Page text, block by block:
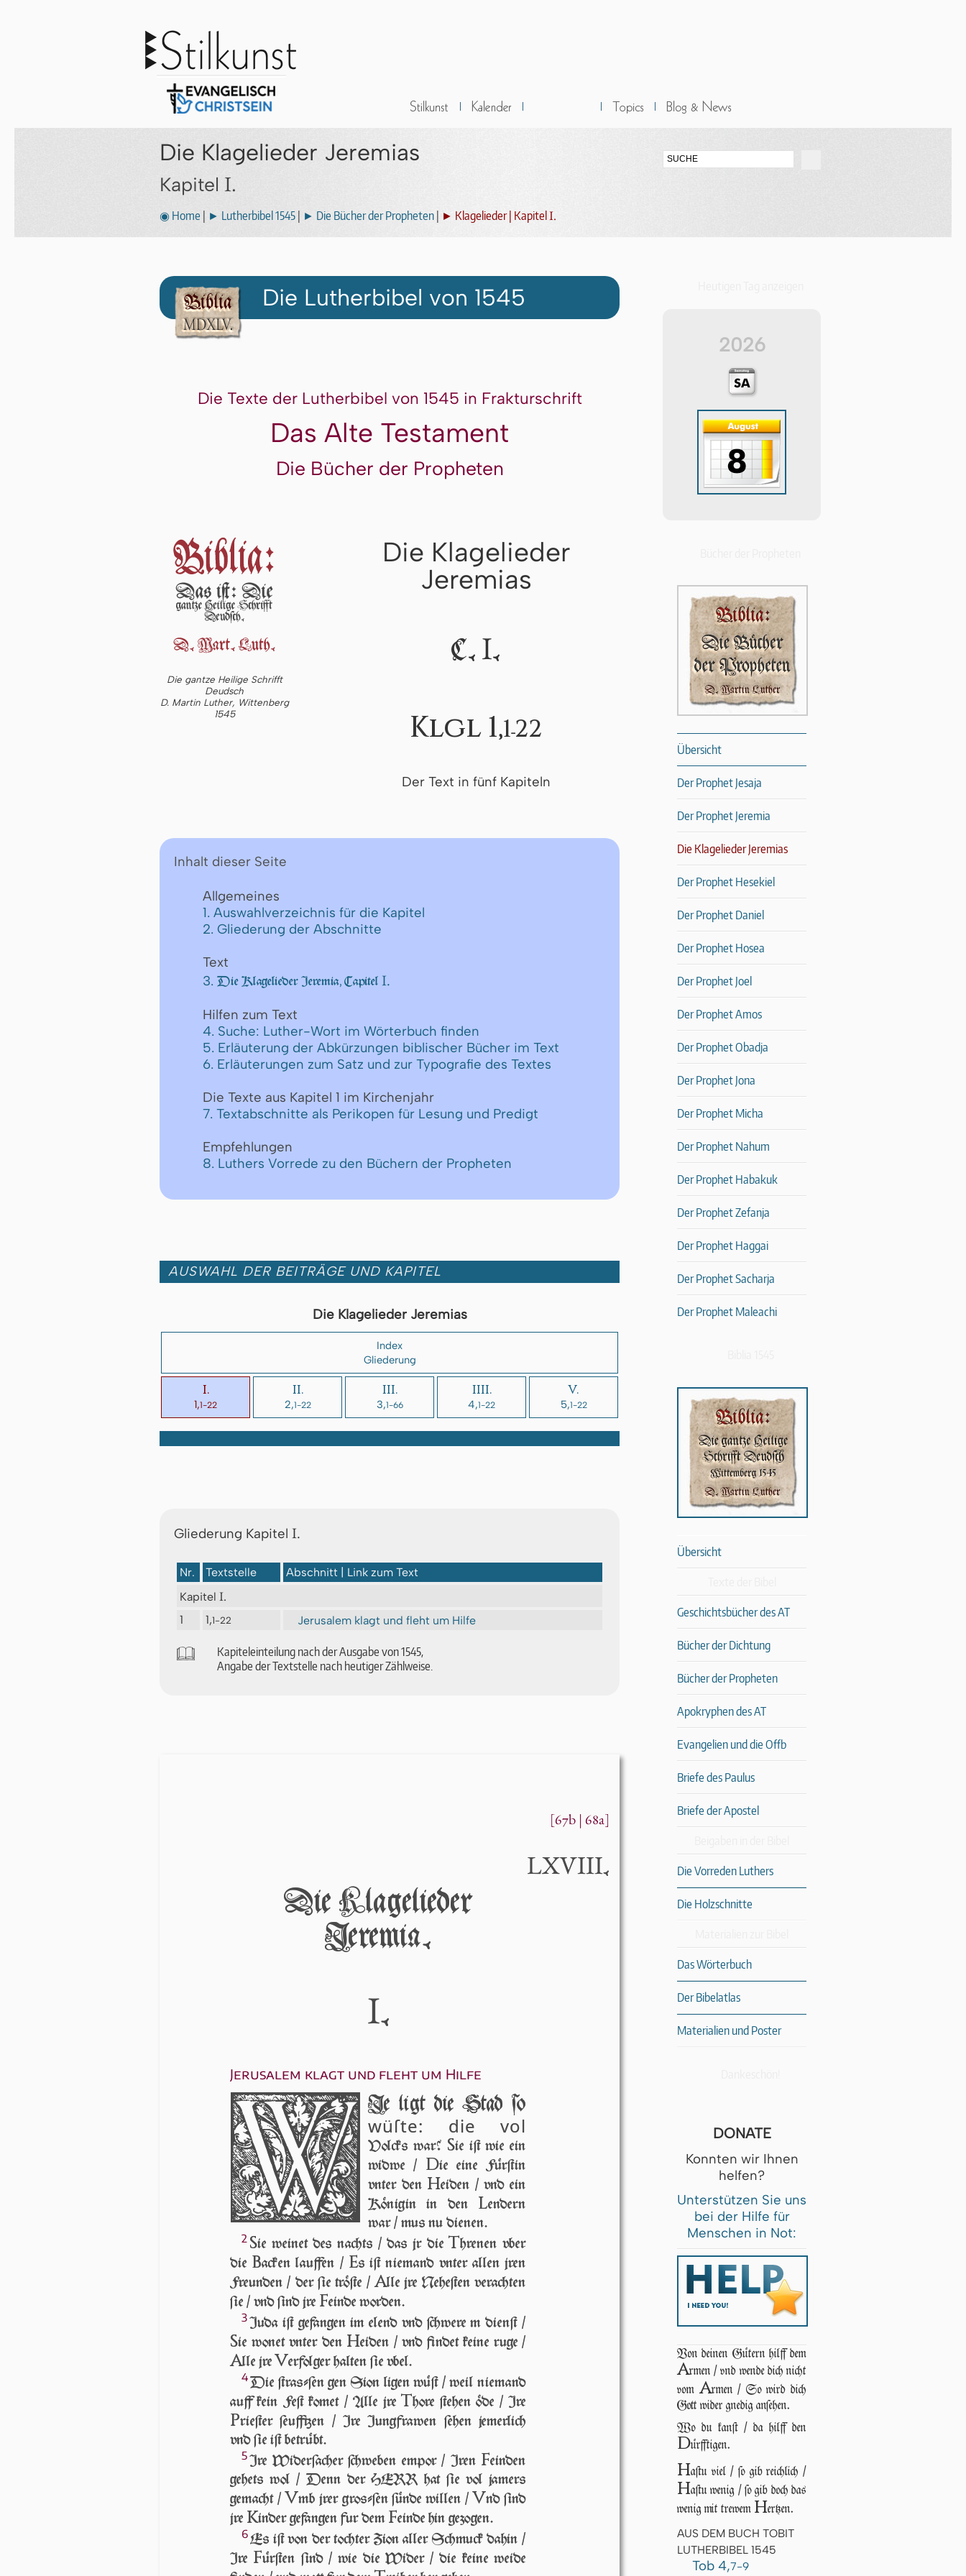
Die Klagelieder Jeremias
Kapitel I.
◉ Home ► Lutherbibel 1545 ► Die Bücher der Propheten ► Klagelieder | Kapitel I.
Die Lutherbibel von 1545
Die Texte der Lutherbibel von 1545 in Frakturschrift
Das Alte Testament
Die Bücher der Propheten
Die gantze Heilige Schrifft
Deudsch
D. Martin Luther, Wittenberg
1545
Die Klagelieder
Jeremias
C. I.
Klgl 1,1-22
Der Text in fünf Kapiteln
Inhalt dieser Seite
Allgemeines
1. Auswahlverzeichnis für die Kapitel
2. Gliederung der Abschnitte
Text
3. Die Klagelieder Jeremia, Capitel I.
Hilfen zum Text
4. Suche: Luther-Wort im Wörterbuch finden
5. Erläuterung der Abkürzungen biblischer Bücher im Text
6. Erläuterungen zum Satz und zur Typografie des Textes
Die Texte aus Kapitel 1 im Kirchenjahr
7. Textabschnitte als Perikopen für Lesung und Predigt
Empfehlungen
8. Luthers Vorrede zu den Büchern der Propheten
AUSWAHL DER BEITRÄGE UND KAPITEL
Die Klagelieder Jeremias
Index
Gliederung
I.
1,1-22
II.
2,1-22
III.
3,1-66
IIII.
4,1-22
V.
5,1-22
Gliederung Kapitel I.
Nr. Textstelle
Abschnitt | Link zum Text
Kapitel I.
1 1,1-22 Jerusalem klagt und fleht um Hilfe
🕮
Ka­pi­tel­ein­tei­lung nach der Aus­ga­be von 1545,
An­ga­be der Text­stel­le nach heu­ti­ger Zähl­wei­se.
[67b | 68a]
LXVIII.
Die Klagelieder
Jeremiá.
I.
Jerusalem klagt und fleht um Hilfe
WIe ligt die Stad ẛo
wü­ſte: die vol
Volcks war? Sie iſt wie ein
widwe / Die eine Fürſtin
vn­ter den Hei­den / vnd ein
Königin in den Lendern
war / mus nu dienen.
2 Sie weinet des nachts / das jr die Threnen vber
die Backen lauf­fen / Es iſt niemand vn­ter allen jren
Freunden / der ſie tröſte /Alle jre Ne­he­ſten verachten
ſie / vnd ſind jre Feinde wor­den.
3Juda iſt gefangen im elend vnd ſchwe­re m dienſt /
Sie wonet vn­ter den Hei­den / vnd findet keine ruge /
Alle jre Verfolger hal­ten ſie vbel.
4Die ſtraſ­ſen gen Sion ligen wüſt / weil niemand
auff kein Feſt komet / Alle jre Thore ſte­hen öde / Ire
Prieſter ſeufftzen / Ire Jung­fraw­en ſe­hen jemerlich
vnd ſie iſt betrübt.
5Ire Wi­der­ſa­cher ſchweben empor / Iren Feinden
ge­hets wol / Denn der HERR hat ſie vol jamers
gemacht / Vmb jrer groſ­ſen ſünde willen / Vnd ſind
jre Kinder gefangen fur dem Feinde hin gezogen.
6Es iſt von der toch­ter Zion aller Schmuck dahin /
Ire Für­ſten ſind / wie die Wider / die keine weide
2026
Übersicht
Der Prophet Jesaja
Der Prophet Jeremia
Die Klagelieder Jeremias
Der Prophet Hesekiel
Der Prophet Daniel
Der Prophet Hosea
Der Prophet Joel
Der Prophet Amos
Der Prophet Obadja
Der Prophet Jona
Der Prophet Micha
Der Prophet Nahum
Der Prophet Habakuk
Der Prophet Zefanja
Der Prophet Haggai
Der Prophet Sacharja
Der Prophet Maleachi
Übersicht
Geschichtsbücher des AT
Bücher der Dichtung
Bücher der Propheten
Apokryphen des AT
Evangelien und die Offb
Briefe des Paulus
Briefe der Apostel
Die Vorreden Luthers
Die Holzschnitte
Das Wörterbuch
Der Bibelatlas
Materialien und Poster
DONATE
Konnten wir Ihnen
helfen?
Unterstützen Sie uns
bei der Hilfe für
Menschen in Not:
Von deinen Gütern hilff dem
Armen / vnd wende dich nicht
vomArmen / So wird dich
Gott wider gnedig anſehen.
Wo du kanſt / da hilff den
Dürfftigen.
Haſtu viel / ſo gib reichlich /
Haſtu wenig / ſo gib doch das
wenig mit trewem Hertzen.
AUS DEM BUCH TOBIT
LUTHERBIBEL 1545
Tob 4,7-9